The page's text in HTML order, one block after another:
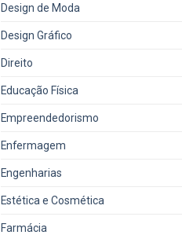
Design de Moda
Design Gráfico
Direito
Educação Física
Empreendedorismo
Enfermagem
Engenharias
Estética e Cosmética
Farmácia